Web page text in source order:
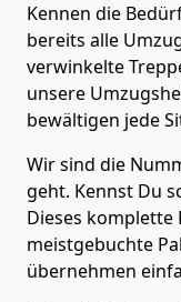
Kennen die
bereits alle
verwinkelte
unsere
bewältigen jede
Wir sind die
geht. Kennst Du
Dieses komplette
meistgebuchte
übernehmen